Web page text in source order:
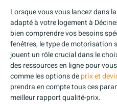
Lorsque vous vous lancez dans
adapté à votre logement à
bien comprendre vos besoins
fenêtres, le type de motorisation
jouent un rôle crucial dans le
des ressources en ligne pour
comme les options deprix et
prendra en compte tous ces
meilleur rapport qualité-prix.